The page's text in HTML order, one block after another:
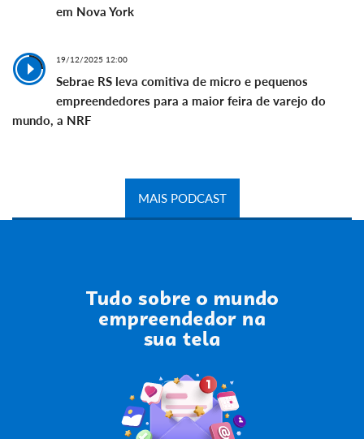
em Nova York
19/12/2025 12:00
Sebrae RS leva comitiva de micro e pequenos
empreendedores para a maior feira de varejo do
mundo, a NRF
MAIS PODCAST